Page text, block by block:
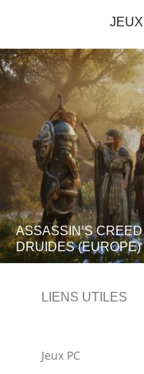
ASSASSIN’S
DRUIDES (EUROPE)
LIENS UTILES
Jeux PC